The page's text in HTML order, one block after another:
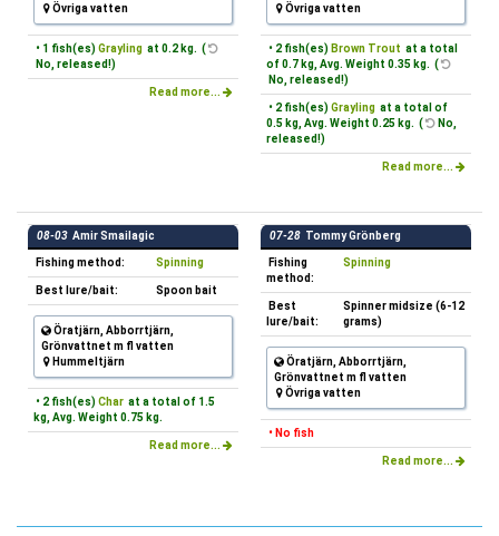
Övriga vatten
• 1 fish(es) Grayling at 0.2 kg. (
No, released!)
Read more...
Övriga vatten
• 2 fish(es) Brown Trout at a total
of 0.7 kg, Avg. Weight 0.35 kg. (
No, released!)
• 2 fish(es) Grayling at a total of
0.5 kg, Avg. Weight 0.25 kg. (
No,
released!)
Read more...
08-03 Amir Smailagic
Fishing method: Spinning
Best lure/bait: Spoon bait
Öratjärn, Abborrtjärn,
Grönvattnet m fl vatten
Hummeltjärn
• 2 fish(es) Char at a total of 1.5
kg, Avg. Weight 0.75 kg.
Read more...
07-28 Tommy Grönberg
Fishing
method:
Spinning
Best
lure/bait:
Spinner midsize (6-12
grams)
Öratjärn, Abborrtjärn,
Grönvattnet m fl vatten
Övriga vatten
• No fish
Read more...